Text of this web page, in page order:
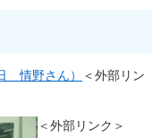
情野さん）
＜外部リン
＜外部リンク＞